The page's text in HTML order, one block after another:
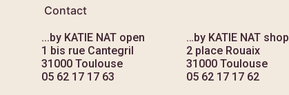
Contact
...by KATIE NAT open
1 bis rue Cantegril
31000 Toulouse
05 62 17 17 63
…by KATIE NAT shop
2 place Rouaix
31000 Toulouse
05 62 17 17 62